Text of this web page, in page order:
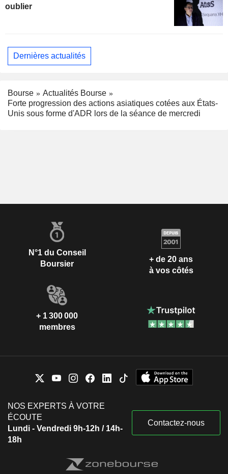
oublier
Dernières actualités
Bourse
Actualités Bourse
Forte progression des actions asiatiques cotées aux États-
Unis sous forme d'ADR lors de la séance de mercredi
N°1 du Conseil
Boursier
+ de 20 ans
à vos côtés
+ 1 300 000
membres
NOS EXPERTS À VOTRE
ÉCOUTE
Lundi - Vendredi 9h-12h / 14h-
18h
Contactez-nous